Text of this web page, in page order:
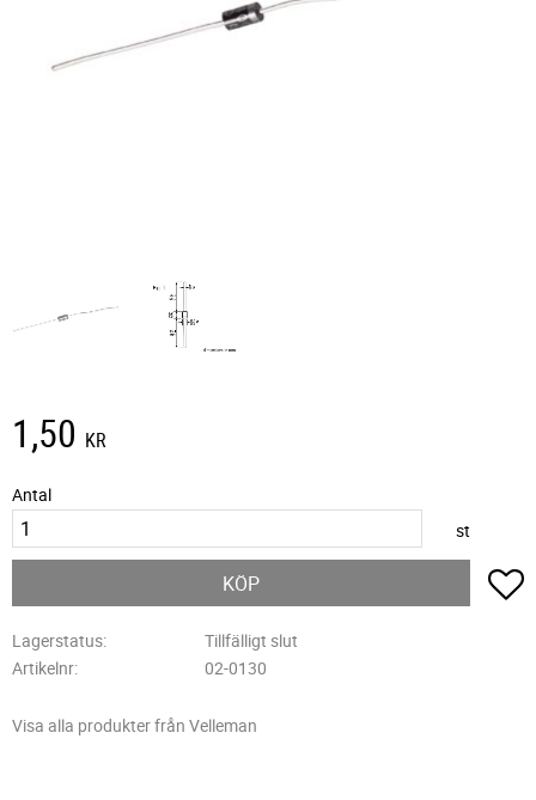
1,50 KR
Antal
st
KÖP
Lagerstatus
Tillfälligt slut
Artikelnr
02-0130
Visa alla produkter från Velleman